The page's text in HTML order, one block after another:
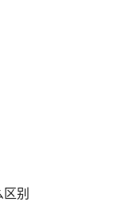
别